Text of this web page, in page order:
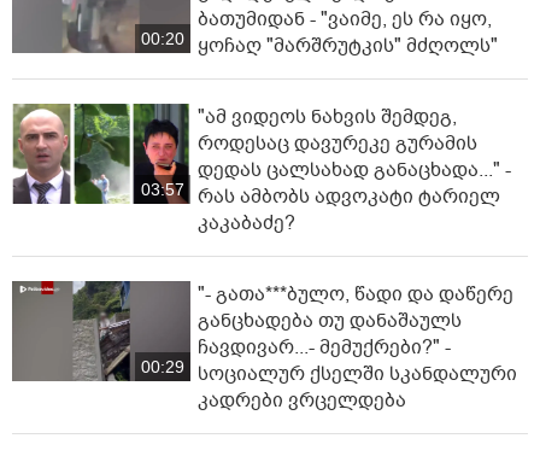
00:20
ბათუმიდან - "ვაიმე, ეს რა იყო,
ყოჩაღ "მარშრუტკის" მძღოლს"
03:57
"ამ ვიდეოს ნახვის შემდეგ,
როდესაც დავურეკე გურამის
დედას ცალსახად განაცხადა..." -
რას ამბობს ადვოკატი ტარიელ
კაკაბაძე?
00:29
"- გათა***ბულო, წადი და დაწერე
განცხადება თუ დანაშაულს
ჩავდივარ...- მემუქრები?" -
სოციალურ ქსელში სკანდალური
კადრები ვრცელდება